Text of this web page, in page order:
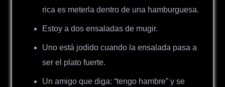
rica es meterla dentro de una hamburguesa.
Estoy a dos ensaladas de mugir.
Uno está jodido cuando la ensalada pasa a
ser el plato fuerte.
Un amigo que diga: “tengo hambre” y se